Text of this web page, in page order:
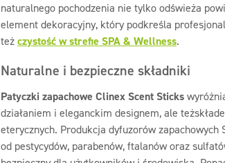
naturalnego pochodzenia nie tylko odświeża
element dekoracyjny, który podkreśla
teżczystość w strefie SPA & Wellness.
Naturalne i bezpieczne składniki
Patyczki zapachowe Clinex Scent Sticks
działaniem i eleganckim designem, ale
eterycznych. Produkcja dyfuzorów
od pestycydów, parabenów, ftalanów oraz